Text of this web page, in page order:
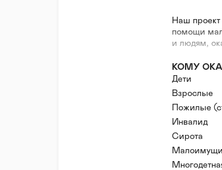
Наш проект
помощи
и людям,
КОМУ
Дети
Взрослые
Пожилые
Инвалид
Сирота